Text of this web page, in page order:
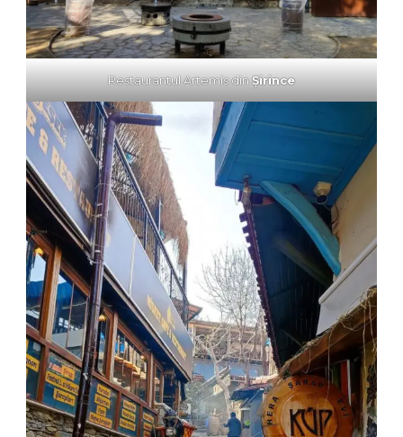
Restaurantul Artemis dinŞirince